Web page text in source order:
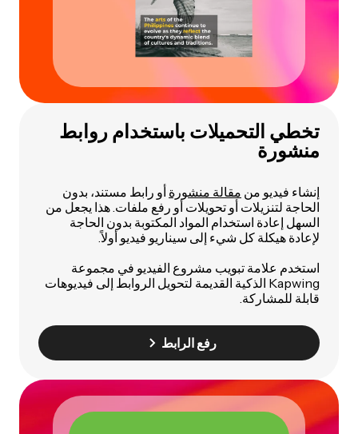
تخطي التحميلات باستخدام روابط
منشورة
إنشاء فيديو من مقالة منشورة أو رابط مستند، بدون
الحاجة لتنزيلات أو تحويلات أو رفع ملفات. هذا يجعل من
السهل إعادة استخدام المواد المكتوبة بدون الحاجة
لإعادة هيكلة كل شيء إلى سيناريو فيديو أولاً.
استخدم علامة تبويب مشروع الفيديو في مجموعة
Kapwing الذكية القديمة لتحويل الروابط إلى فيديوهات
قابلة للمشاركة.
رفع الرابط